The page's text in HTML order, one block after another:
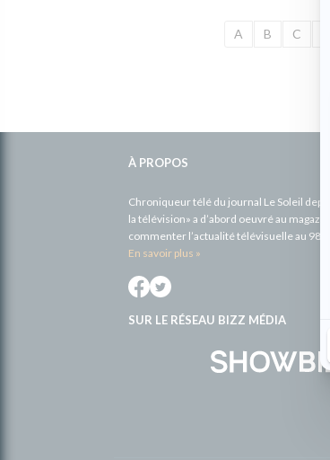
A B C
À PROPOS
Chroniqueur télé du journal Le Soleil
la télévision» a d’abord oeuvré au
commenter l’actualité télévisuelle au 98,5.
En savoir plus »
SUR LE RÉSEAU BIZZ MÉDIA